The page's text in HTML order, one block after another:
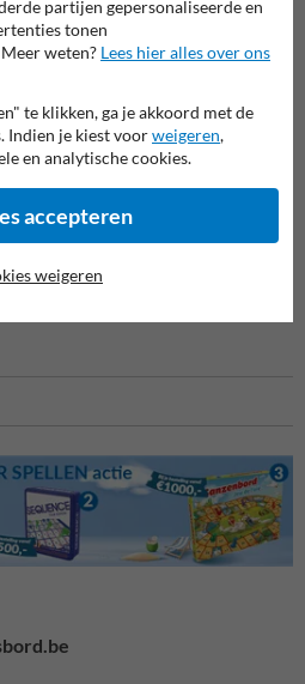
bord
(400 x 200 mm)
(apart verkrijgbaar)
die het verdient.
probleem, we ontwerpen het voor
partijen gepersonaliseerde en
tonen
weten? Lees hier alles over ons
te klikken, ga je akkoord met de
Indien je kiest voorweigeren,
en analytische cookies.
accepteren
weigeren